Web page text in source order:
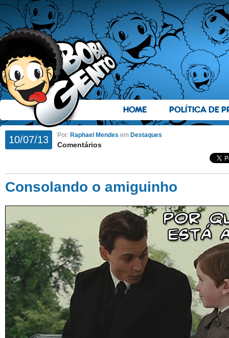
HOME POLÍTICA DE
10/07/13 Por: Raphael Mendes em Destaques
Comentários
Consolando o amiguinho